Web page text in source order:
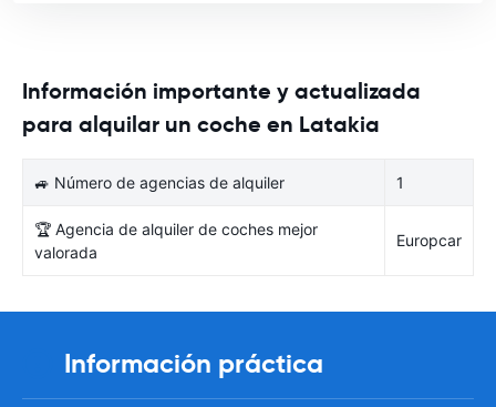
Información importante y actualizada
para alquilar un coche en Latakia
🚙 Número de agencias de alquiler 1
🏆 Agencia de alquiler de coches mejor
valorada
Europcar
Información práctica